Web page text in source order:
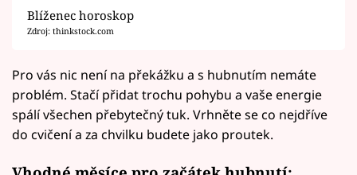
Blíženec horoskop
Zdroj: thinkstock.com
Pro vás nic není na překážku a s hubnutím nemáte
problém. Stačí přidat trochu pohybu a vaše energie
spálí všechen přebytečný tuk. Vrhněte se co nejdříve
do cvičení a za chvilku budete jako proutek.